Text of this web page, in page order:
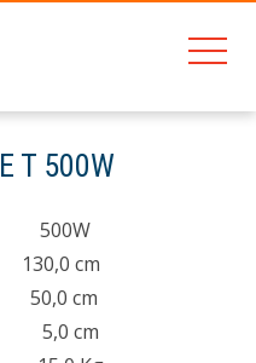
T 500W
500W
cm
cm
5,0 cm